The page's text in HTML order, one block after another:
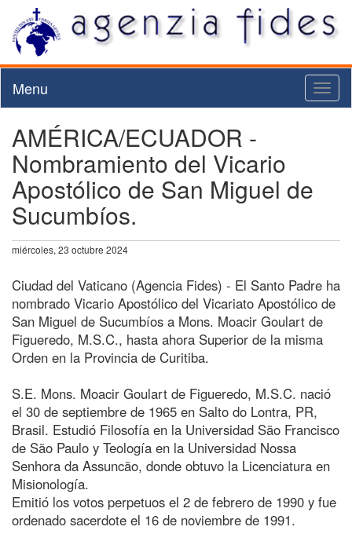
Menu
AMÉRICA/ECUADOR -
Nombramiento del Vicario
Apostólico de San Miguel de
Sucumbíos.
miércoles, 23 octubre 2024
Ciudad del Vaticano (Agencia Fides) - El Santo Padre ha
nombrado Vicario Apostólico del Vicariato Apostólico de
San Miguel de Sucumbíos a Mons. Moacir Goulart de
Figueredo, M.S.C., hasta ahora Superior de la misma
Orden en la Provincia de Curitiba.
S.E. Mons. Moacir Goulart de Figueredo, M.S.C. nació
el 30 de septiembre de 1965 en Salto do Lontra, PR,
Brasil. Estudió Filosofía en la Universidad São Francisco
de São Paulo y Teología en la Universidad Nossa
Senhora da Assuncão, donde obtuvo la Licenciatura en
Misionología.
Emitió los votos perpetuos el 2 de febrero de 1990 y fue
ordenado sacerdote el 16 de noviembre de 1991.